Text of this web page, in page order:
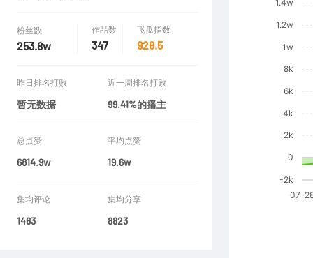
粉丝数
253.8w
作品数
347
飞瓜指数
928.5
昨日排名打败
暂无数据
近一周排名打败
99.41%的播主
总点赞
6814.9w
平均点赞
19.6w
集均评论
1463
集均分享
8823